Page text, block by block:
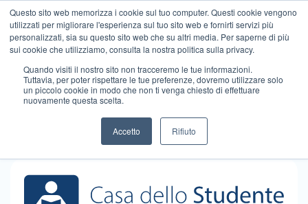
Questo sito web memorizza i cookie sul tuo computer. Questi cookie vengono
utilizzati per migliorare l'esperienza sul tuo sito web e fornirti servizi più
personalizzati, sia su questo sito web che su altri media. Per saperne di più
sui cookie che utilizziamo, consulta la nostra politica sulla privacy.
Quando visiti il ​​nostro sito non tracceremo le tue informazioni.
Tuttavia, per poter rispettare le tue preferenze, dovremo utilizzare solo
un piccolo cookie in modo che non ti venga chiesto di effettuare
nuovamente questa scelta.
Accetto Rifiuto